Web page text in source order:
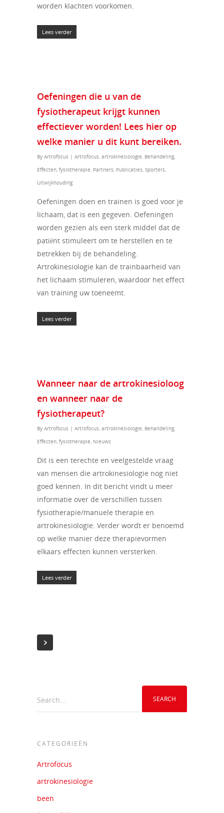
worden klachten voorkomen.
Lees verder
Oefeningen die u van de
fysiotherapeut krijgt kunnen
effectiever worden! Lees hier op
welke manier u dit kunt bereiken.
By Artrofocus | Artrofocus, artrokinesiologie, Behandeling,
Effecten, fysiotherapie, Partners, Publicaties, Sporters,
Uitwijkhouding
Oefeningen doen en trainen is goed voor je
lichaam, dat is een gegeven. Oefeningen
worden gezien als een sterk middel dat de
patiënt stimuleert om te herstellen en te
betrekken bij de behandeling.
Artrokinesiologie kan de trainbaarheid van
het lichaam stimuleren, waardoor het effect
van training uw toeneemt.
Lees verder
Wanneer naar de artrokinesioloog
en wanneer naar de
fysiotherapeut?
By Artrofocus | Artrofocus, artrokinesiologie, Behandeling,
Effecten, fysiotherapie, Nieuws
Dit is een terechte en veelgestelde vraag
van mensen die artrokinesiologie nog niet
goed kennen. In dit bericht vindt u meer
informatie over de verschillen tussen
fysiotherapie/manuele therapie en
artrokinesiologie. Verder wordt er benoemd
op welke manier deze therapievormen
elkaars effecten kunnen versterken.
Lees verder
Search...
CATEGORIEËN
Artrofocus
artrokinesiologie
been